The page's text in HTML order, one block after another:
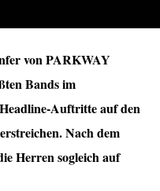
von PARKWAY
Bands im
Auftritte auf den
Nach dem
Herren sogleich auf